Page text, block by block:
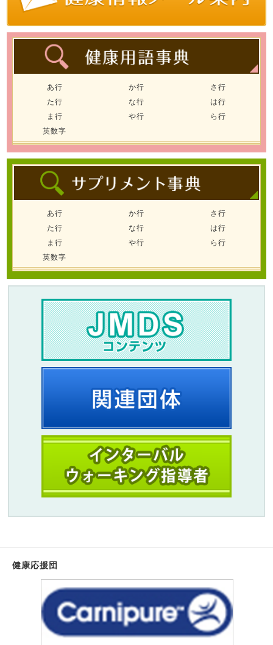
あ行 か行
さ行
た行
な行
は行
ま行
や行
ら行
英数字
あ行 か行
さ行
た行
な行
は行
ま行
や行
ら行
英数字
健康応援団